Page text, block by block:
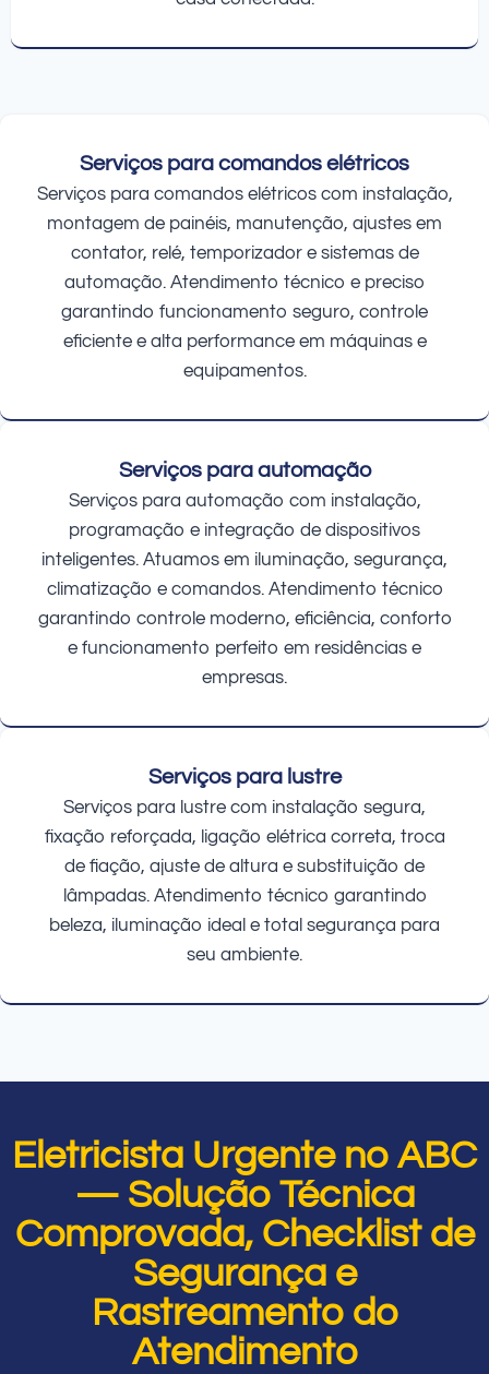
Serviços para comandos elétricos
Serviços para comandos elétricos com instalação,
montagem de painéis, manutenção, ajustes em
contator, relé, temporizador e sistemas de
automação. Atendimento técnico e preciso
garantindo funcionamento seguro, controle
eficiente e alta performance em máquinas e
equipamentos.
Serviços para automação
Serviços para automação com instalação,
programação e integração de dispositivos
inteligentes. Atuamos em iluminação, segurança,
climatização e comandos. Atendimento técnico
garantindo controle moderno, eficiência, conforto
e funcionamento perfeito em residências e
empresas.
Serviços para lustre
Serviços para lustre com instalação segura,
fixação reforçada, ligação elétrica correta, troca
de fiação, ajuste de altura e substituição de
lâmpadas. Atendimento técnico garantindo
beleza, iluminação ideal e total segurança para
seu ambiente.
Eletricista Urgente no ABC
— Solução Técnica
Comprovada, Checklist de
Segurança e
Rastreamento do
Atendimento